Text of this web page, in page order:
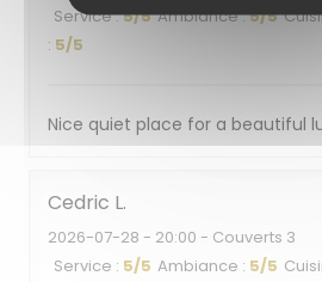
Service:5/5 Ambiance:5/5
: 5/5
Nice quiet place for a beautiful
Cedric L
2026-07-28 - 20:00 - Couverts 3
Service : 5/5 Ambiance : 5/5